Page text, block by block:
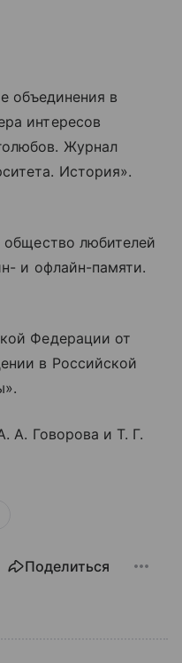
объединения в
интересов
Журнал
История».
любителей
- и офлайн-памяти.
Федерации от
в Российской
А. Говорова и Т. Г.
Поделиться